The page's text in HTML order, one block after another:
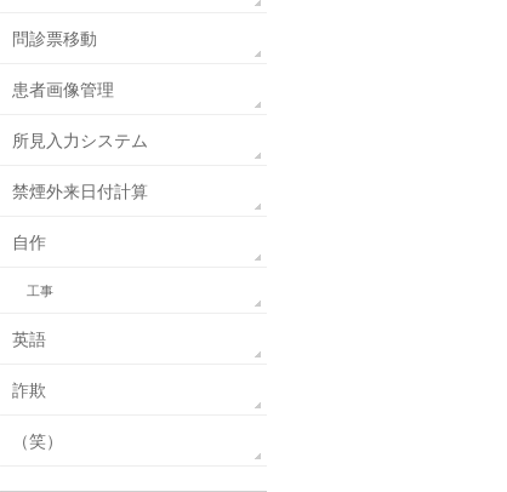
問診票移動
患者画像管理
所見入力システム
禁煙外来日付計算
自作
工事
英語
詐欺
（笑）